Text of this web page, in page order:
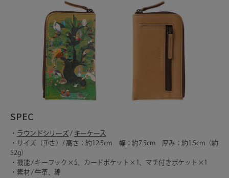
SPEC
・ ラウンドシリーズ / キーケース
・サイズ（重さ）/ 高さ：約12.5cm 幅：約7.5cm 厚み：約1.5cm（約
52g）
・機能 / キーフック×5、カードポケット×1、マチ付きポケット×1
・素材 / 牛革、綿